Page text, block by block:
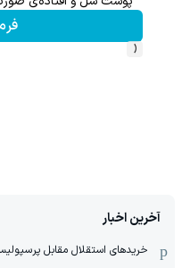
‹
آخرین اخبار
خریدهای استقلال مقابل